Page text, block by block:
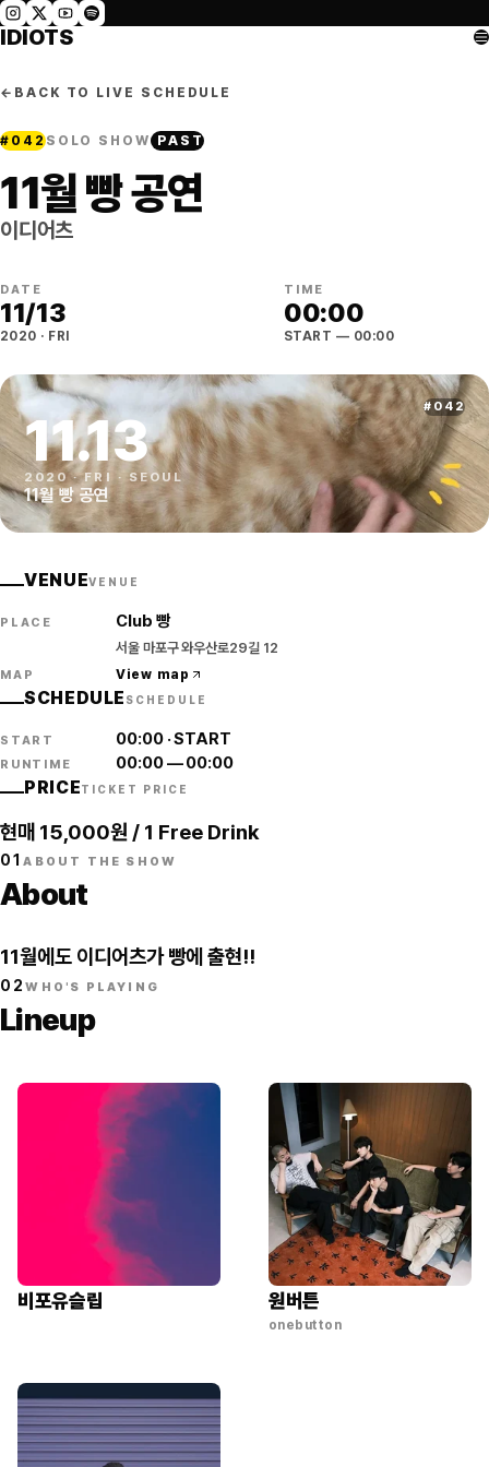
IDIOTS
← BACK TO LIVE SCHEDULE
# 042SOLO SHOW PAST
11월 빵 공연
이디어츠
DATE
11/13
2020 · FRI
TIME
00:00
START — 00:00
# 042
11.13
2020 ·FRI ·SEOUL
11월 빵 공연
VENUEVENUE
PLACE Club 빵
서울 마포구 와우산로29길 12
MAP View map
SCHEDULE SCHEDULE
START 00:00·START
RUNTIME 00:00—00:00
PRICETICKET PRICE
현매 15,000원 / 1 Free Drink
01ABOUT THE SHOW
About
11월에도 이디어츠가 빵에 출현!!
02WHO'S PLAYING
Lineup
비포유슬립 원버튼
onebutton